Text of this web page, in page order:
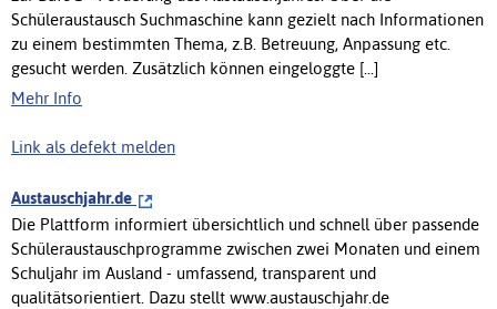
Schüleraustausch Suchmaschine kann gezielt nach Informationen
zu einem bestimmten Thema, z.B. Betreuung, Anpassung etc.
gesucht werden. Zusätzlich können eingeloggte [...]
Mehr Info
Link als defekt melden
Austauschjahr.de
Die Plattform informiert übersichtlich und schnell über passende
Schüleraustauschprogramme zwischen zwei Monaten und einem
Schuljahr im Ausland - umfassend, transparent und
qualitätsorientiert. Dazu stellt www.austauschjahr.de